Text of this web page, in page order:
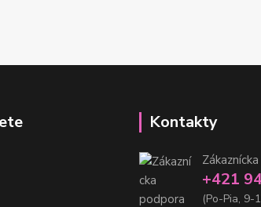
Kontakty
+421
(Po-Pia, 9-